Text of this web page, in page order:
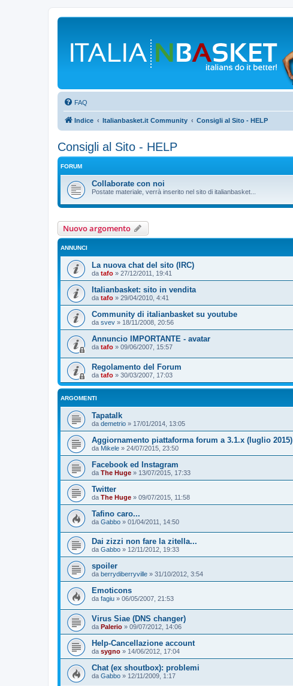
FAQ
Indice Italianbasket.it Community Consigli al Sito - HELP
Consigli al Sito - HELP
FORUM
Collaborate con noi
Postate materiale, verrà inserito nel sito di italianbasket...
Nuovo argomento
ANNUNCI
La nuova chat del sito (IRC)
da tafo » 27/12/2011, 19:41
Italianbasket: sito in vendita
da tafo » 29/04/2010, 4:41
Community di italianbasket su youtube
da svev » 18/11/2008, 20:56
Annuncio IMPORTANTE - avatar
da tafo » 09/06/2007, 15:57
Regolamento del Forum
da tafo » 30/03/2007, 17:03
ARGOMENTI
Tapatalk
da demetrio » 17/01/2014, 13:05
Aggiornamento piattaforma forum a 3.1.x (luglio 2015)
da Mikele » 24/07/2015, 23:50
Facebook ed Instagram
da The Huge » 13/07/2015, 17:33
Twitter
da The Huge » 09/07/2015, 11:58
Tafino caro...
da Gabbo » 01/04/2011, 14:50
Dai zizzi non fare la zitella...
da Gabbo » 12/11/2012, 19:33
spoiler
da berrydiberryville » 31/10/2012, 3:54
Emoticons
da fagiu » 06/05/2007, 21:53
Virus Siae (DNS changer)
da Palerio » 09/07/2012, 14:06
Help-Cancellazione account
da sygno » 14/06/2012, 17:04
Chat (ex shoutbox): problemi
da Gabbo » 12/11/2009, 1:17